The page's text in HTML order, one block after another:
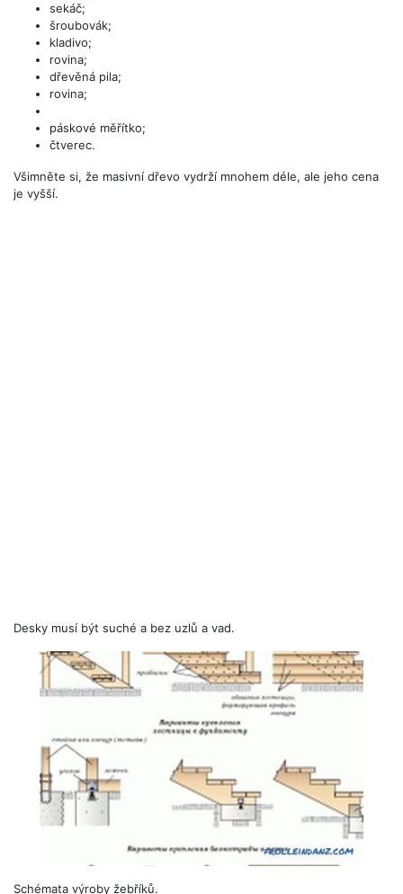
sekáč;
šroubovák;
kladivo;
rovina;
dřevěná pila;
rovina;
páskové měřítko;
čtverec.
Všimněte si, že masivní dřevo vydrží mnohem déle, ale jeho cena
je vyšší.
Desky musí být suché a bez uzlů a vad.
Schémata výroby žebříků.